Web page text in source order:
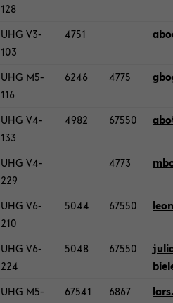
128
UHG V3-​
103
4751
UHG M5-​
116
6246 4775
UHG V4-​
133
4982 67550
UHG V4-​
229
4773
UHG V6-​
210
5044 67550
UHG V6-​
224
5048 67550
UHG M5-​
67541 6867